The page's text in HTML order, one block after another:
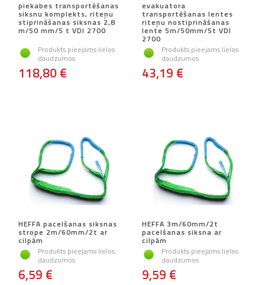
piekabes transportēšanas
siksnu komplekts, riteņu
stiprināšanas siksnas 2,8
m/50 mm/5 t VDI 2700
Produkts pieejams lielos
daudzumos
118,80 €
evakuatora
transportēšanas lentes
riteņu nostiprināšanas
lente 5m/50mm/5t VDI
2700
Produkts pieejams lielos
daudzumos
43,19 €
HEFFA pacelšanas siksnas
strope 2m/60mm/2t ar
cilpām
Produkts pieejams lielos
daudzumos
6,59 €
HEFFA 3m/60mm/2t
pacelšanas siksna ar
cilpām
Produkts pieejams lielos
daudzumos
9,59 €